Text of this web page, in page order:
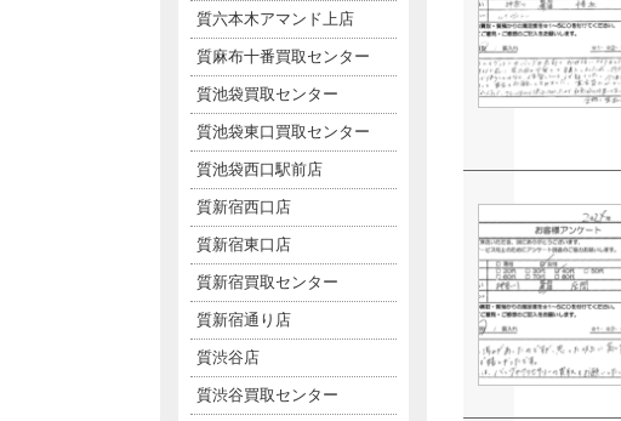
質六本木アマンド上店
質麻布十番買取センター
質池袋買取センター
質池袋東口買取センター
質池袋西口駅前店
質新宿西口店
質新宿東口店
質新宿買取センター
質新宿通り店
質渋谷店
質渋谷買取センター